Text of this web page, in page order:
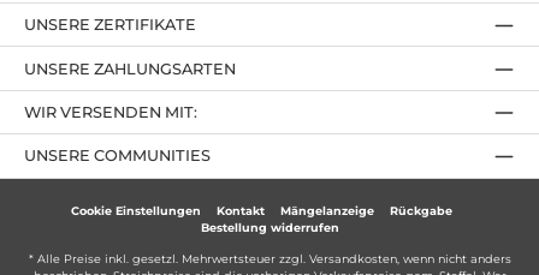
UNSERE ZAHLUNGSARTEN
UNSERE ZERTIFIKATE
UNSERE COMMUNITIES
WIR VERSENDEN MIT:
Cookie Einstellungen Kontakt Mängelanzeige
Rückgabe
Bestellung widerrufen
* Alle Preise inkl. gesetzl. Mehrwertsteuer zzgl. Versandkosten, wenn nicht anders